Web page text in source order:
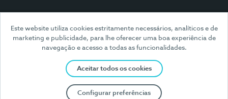
Este website utiliza cookies estritamente necessários, analíticos e de
marketing e publicidade, para lhe oferecer uma boa experiência de
navegação e acesso a todas as funcionalidades.
Aceitar todos os cookies
Configurar preferências